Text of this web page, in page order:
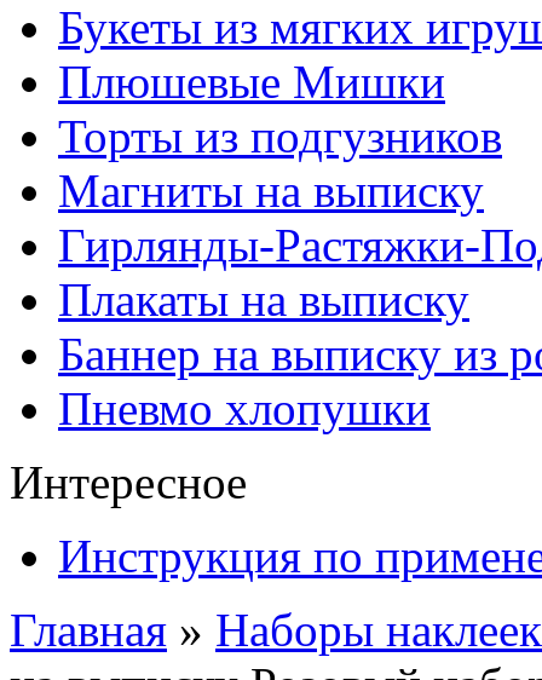
Букеты из мягких
Плюшевые Мишки
Торты из подгузников
Магниты на выписку
Гирлянды-Растяжки-
Плакаты на выписку
Баннер на выписку из
Пневмо хлопушки
Интересное
Инструкция по
Главная » Наборы